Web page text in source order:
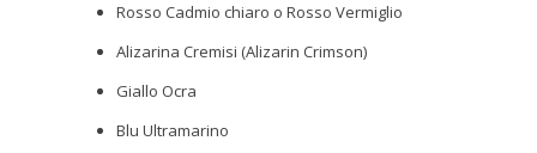
Rosso Cadmio chiaro o Rosso Vermiglio
Alizarina Cremisi (Alizarin Crimson)
Giallo Ocra
Blu Ultramarino